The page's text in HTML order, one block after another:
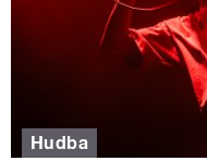
Hudba